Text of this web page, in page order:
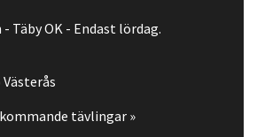
Täby OK - Endast lördag.
Västerås
tävlingar »